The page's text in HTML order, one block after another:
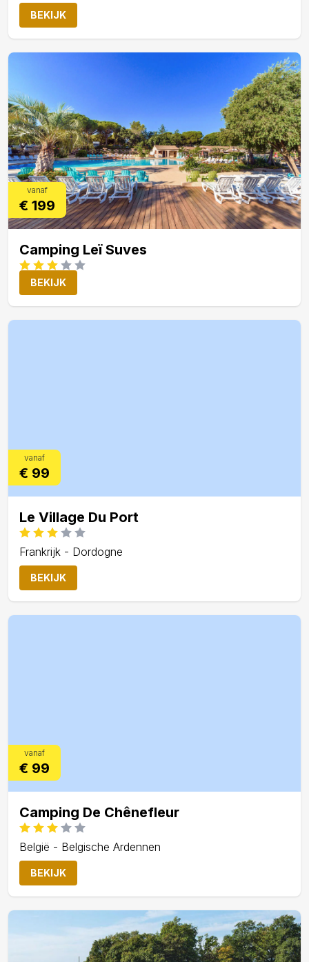
BEKIJK
vanaf
€ 199
Camping Leï Suves
BEKIJK
vanaf
€ 99
Le Village Du Port
Frankrijk - Dordogne
BEKIJK
vanaf
€ 99
Camping De Chênefleur
België - Belgische Ardennen
BEKIJK